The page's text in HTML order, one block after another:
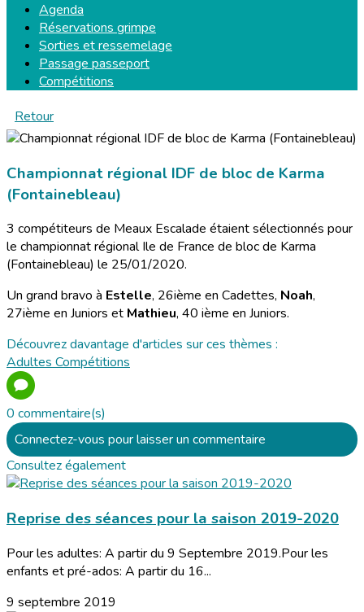
Agenda
Réservations grimpe
Sorties et ressemelage
Passage passeport
Compétitions
Retour
Championnat régional IDF de bloc de Karma
(Fontainebleau)
3 compétiteurs de Meaux Escalade étaient sélectionnés pour
le championnat régional Ile de France de bloc de Karma
(Fontainebleau) le 25/01/2020.
Un grand bravo à Estelle, 26ième en Cadettes, Noah,
27ième en Juniors et Mathieu, 40 ième en Juniors.
Découvrez davantage d'articles sur ces thèmes :
AdultesCompétitions
0 commentaire(s)
Connectez-vous pour laisser un commentaire
Consultez également
Reprise des séances pour la saison 2019-2020
Pour les adultes: A partir du 9 Septembre 2019.Pour les
enfants et pré-ados: A partir du 16...
9 septembre 2019